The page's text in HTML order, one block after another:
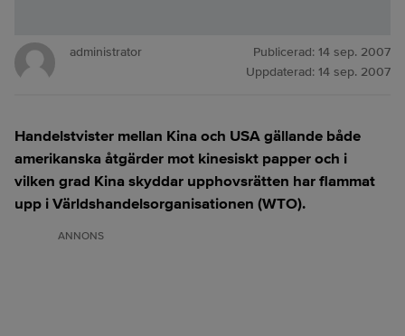
administrator Publicerad: 14 sep. 2007
Uppdaterad: 14 sep. 2007
Handelstvister mellan Kina och USA gällande både
amerikanska åtgärder mot kinesiskt papper och i
vilken grad Kina skyddar upphovsrätten har flammat
upp i Världshandelsorganisationen (WTO).
ANNONS